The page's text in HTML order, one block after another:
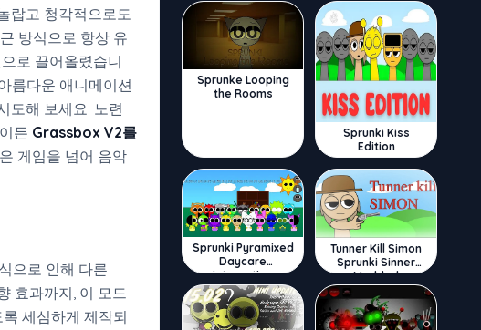
랍고 청각적으로도
방식으로 항상 유
로 끌어올렸습니
름다운 애니메이션
도해 보세요. 노련
든 Grassbox V2를
게임을 넘어 음악
으로 인해 다른
효과까지, 이 모드
세심하게 제작되
Sprunke Looping
the Rooms
Sprunki Kiss
Edition
Sprunki Pyramixed
Daycare
Interactive
Tunner Kill Simon
Sprunki Sinner
Modded